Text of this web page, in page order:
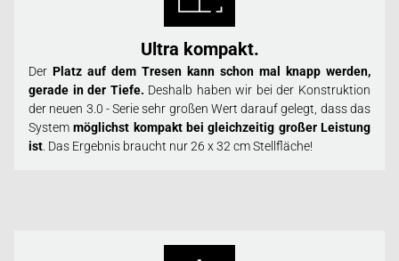
Ultra kompakt.
Der Platz auf dem Tresen kann schon mal knapp werden,
gerade in der Tiefe. Deshalb haben wir bei der Konstruktion
der neuen 3.0 - Serie sehr großen Wert darauf gelegt, dass das
Systemmöglichst kompakt bei gleichzeitig großer Leistung
ist. Das Ergebnis braucht nur 26 x 32 cm Stellfläche!